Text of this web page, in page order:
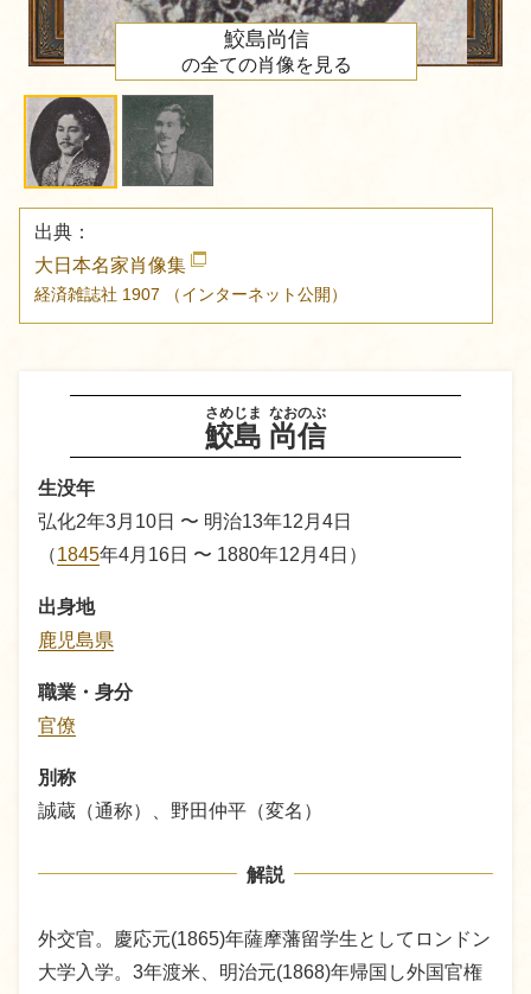
鮫島
さめじま
尚信
なおのぶ
生没年
弘化2年3月10日 〜 明治13年12月4日
（1845年4月16日 〜 1880年12月4日）
出身地
鹿児島県
職業・身分
官僚
別称
誠蔵（通称）、野田仲平（変名）
解説
外交官。慶応元(1865)年薩摩藩留学生としてロンドン
大学入学。3年渡米、明治元(1868)年帰国し外国官権
鮫島尚信
の全ての肖像を見る
出典：
大日本名家肖像集
経済雑誌社 1907 （インターネット公開）